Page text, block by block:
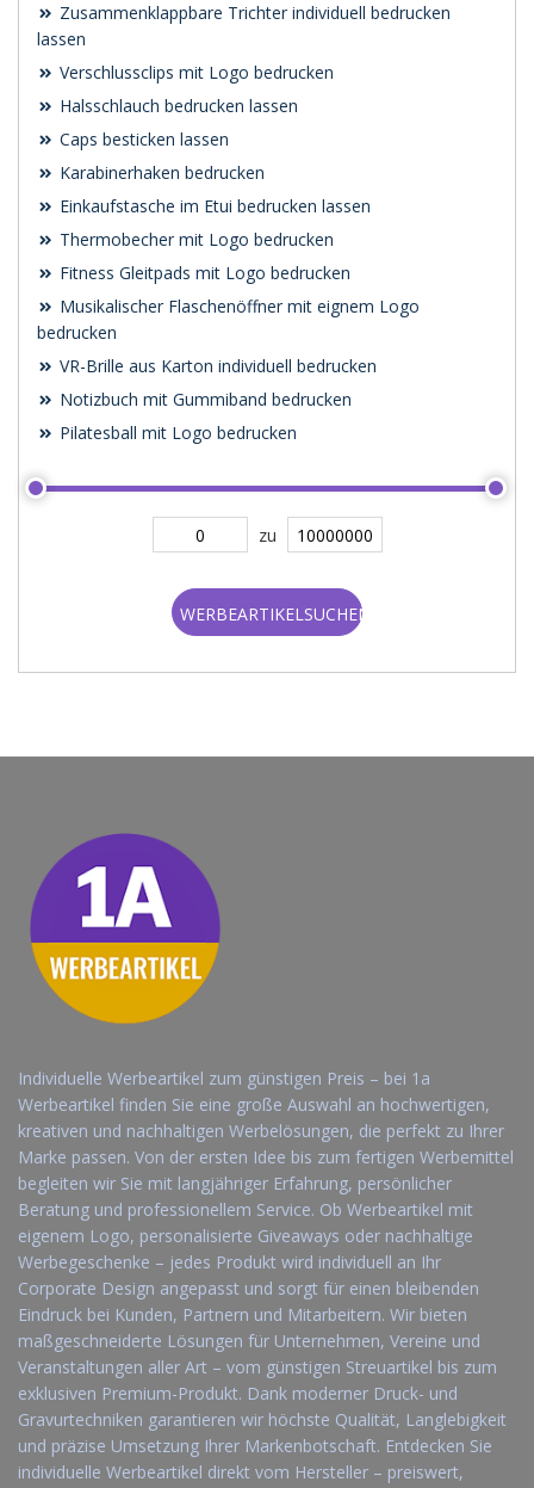
Zusammenklappbare Trichter individuell bedrucken
lassen
Verschlussclips mit Logo bedrucken
Halsschlauch bedrucken lassen
Caps besticken lassen
Karabinerhaken bedrucken
Einkaufstasche im Etui bedrucken lassen
Thermobecher mit Logo bedrucken
Fitness Gleitpads mit Logo bedrucken
Musikalischer Flaschenöffner mit eignem Logo
bedrucken
VR-Brille aus Karton individuell bedrucken
Notizbuch mit Gummiband bedrucken
Pilatesball mit Logo bedrucken
zu
WERBEARTIKELSUCHEN
Individuelle Werbeartikel zum günstigen Preis – bei 1a
Werbeartikel finden Sie eine große Auswahl an hochwertigen,
kreativen und nachhaltigen Werbelösungen, die perfekt zu Ihrer
Marke passen. Von der ersten Idee bis zum fertigen Werbemittel
begleiten wir Sie mit langjähriger Erfahrung, persönlicher
Beratung und professionellem Service. Ob Werbeartikel mit
eigenem Logo, personalisierte Giveaways oder nachhaltige
Werbegeschenke – jedes Produkt wird individuell an Ihr
Corporate Design angepasst und sorgt für einen bleibenden
Eindruck bei Kunden, Partnern und Mitarbeitern. Wir bieten
maßgeschneiderte Lösungen für Unternehmen, Vereine und
Veranstaltungen aller Art – vom günstigen Streuartikel bis zum
exklusiven Premium-Produkt. Dank moderner Druck- und
Gravurtechniken garantieren wir höchste Qualität, Langlebigkeit
und präzise Umsetzung Ihrer Markenbotschaft. Entdecken Sie
individuelle Werbeartikel direkt vom Hersteller – preiswert,